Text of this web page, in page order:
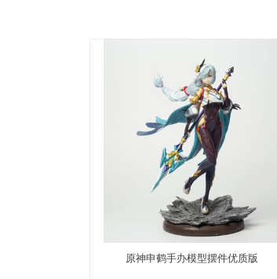
原神申鹤手办模型摆件优质版